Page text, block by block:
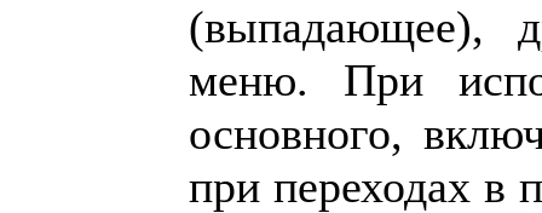
(выпадающее),
меню. При
основного,
при переходах в